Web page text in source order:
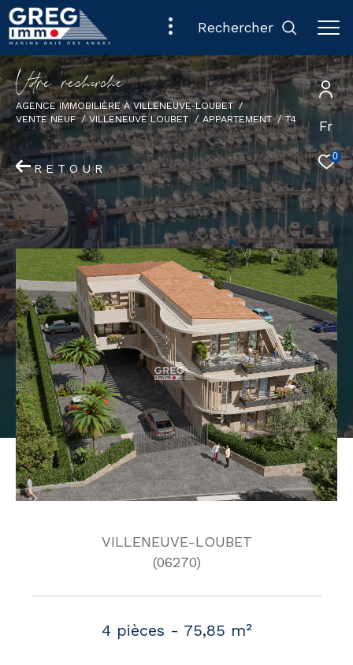
Fr
0
rechercher
Vore recece
AGENCE IMMOBILIÈRE À VILLENEUVE-LOUBET
VENTE NEUF
VILLENEUVE LOUBET APPARTEMENT T4
RETOUR
VILLENEUVE-LOUBET
(06270)
4 pièces - 75,85 m²